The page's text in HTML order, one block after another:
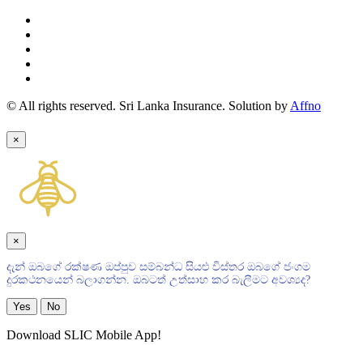
© All rights reserved. Sri Lanka Insurance. Solution by Affno
×
×
දැන් ඔබගේ රක්ෂණ ඔප්පුව සම්බන්ධ සියළු විස්තර ඔබගේ ජංගම
දුරකථනයෙන් බලාගන්න. ඔබටත් උත්සාහ කර බැලීමට අවශ්‍යද?
Yes No
Download SLIC Mobile App!